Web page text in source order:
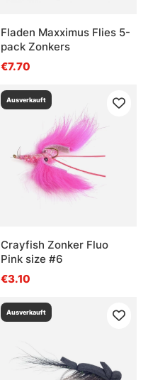
Fladen Maxximus Flies 5-
pack Zonkers
€7.70
Ausverkauft
Crayfish Zonker Fluo
Pink size #6
€3.10
Ausverkauft